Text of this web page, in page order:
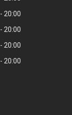
20:00
20:00
20:00
20:00